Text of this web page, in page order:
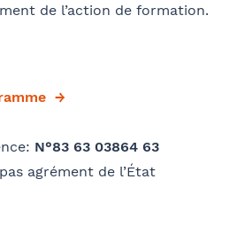
de l’action de formation.
N°83 63 03864 63
agrément de l’État